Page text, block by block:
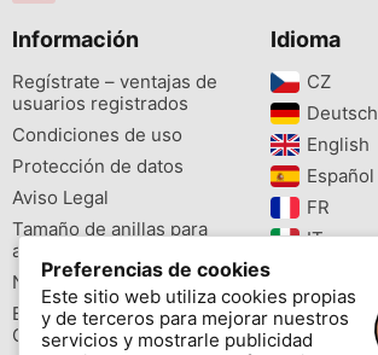
Información
Regístrate – ventajas de
usuarios registrados
Condiciones de uso
Protección de datos
Aviso Legal
Tamaño de anillas para
aves
Newsletter
Buscador de especies
Cites
Idioma
CZ‎
Deutsch‎
English‎
Español‎
FR‎
IT‎
PL‎
PT‎
Preferencias de cookies
Este sitio web utiliza cookies propias
y de terceros para mejorar nuestros
servicios y mostrarle publicidad